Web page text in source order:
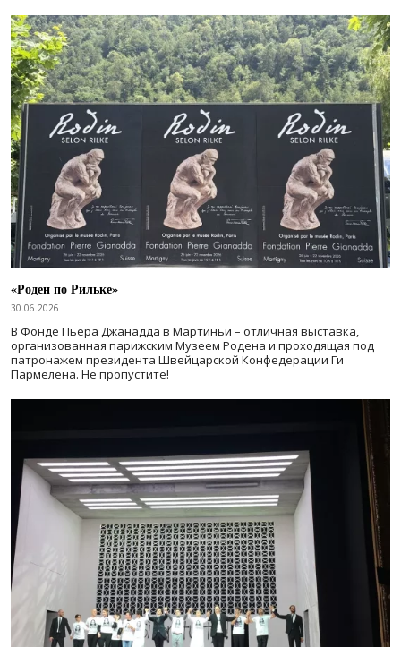
«Роден по Рильке»
30.06.2026
В Фонде Пьера Джанадда в Мартиньи – отличная выставка,
организованная парижским Музеем Родена и проходящая под
патронажем президента Швейцарской Конфедерации Ги
Пармелена. Не пропустите!